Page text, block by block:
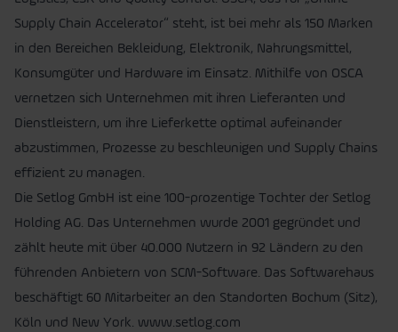
Supply Chain Accelerator“ steht, ist bei mehr als 150 Marken
in den Bereichen Bekleidung, Elektronik, Nahrungsmittel,
Konsumgüter und Hardware im Einsatz. Mithilfe von OSCA
vernetzen sich Unternehmen mit ihren Lieferanten und
Dienstleistern, um ihre Lieferkette optimal aufeinander
abzustimmen, Prozesse zu beschleunigen und Supply Chains
effizient zu managen.
Die Setlog GmbH ist eine 100-prozentige Tochter der Setlog
Holding AG. Das Unternehmen wurde 2001 gegründet und
zählt heute mit über 40.000 Nutzern in 92 Ländern zu den
führenden Anbietern von SCM-Software. Das Softwarehaus
beschäftigt 60 Mitarbeiter an den Standorten Bochum (Sitz),
Köln und New York. www.setlog.com